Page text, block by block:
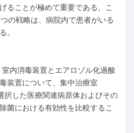
ることが極めて重要である。こ
の戦略は、病院内で患者がいる
。
内消毒装置とエアロゾル化過酸
装置について、集中治療室
択した医療関連病原体およびその
菌における有効性を比較するこ